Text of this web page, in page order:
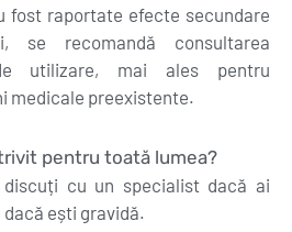
fost raportate efecte secundare
se recomandă consultarea
utilizare, mai ales pentru
medicale preexistente.
pentru toată lumea?
cu un specialist dacă ai
ești gravidă.